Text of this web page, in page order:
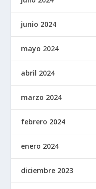
junio 2024
mayo 2024
abril 2024
marzo 2024
febrero 2024
enero 2024
diciembre 2023